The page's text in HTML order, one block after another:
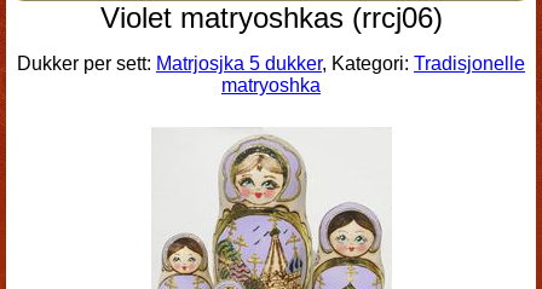
Violet matryoshkas (rrcj06)
Dukker per sett: Matrjosjka 5 dukker, Kategori: Tradisjonelle
matryoshka